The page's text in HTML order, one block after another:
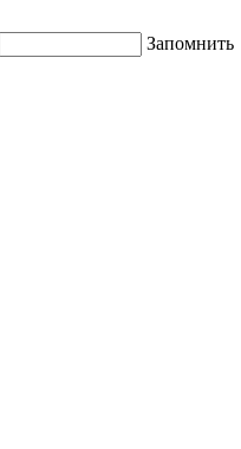
Запомнить